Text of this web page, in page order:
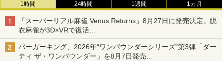
1時間 24時間 1週間 1カ月
「スーパーリアル麻雀 Venus Returns」8月27日に発売決定。脱
衣麻雀が3D×VRで復活
発売から2週間は20%オフになるセールが実施
バーガーキング、2026年“ワンパウンダーシリーズ”第3弾「ダー
ティ ザ・ワンパウンダー」を8月7日発売